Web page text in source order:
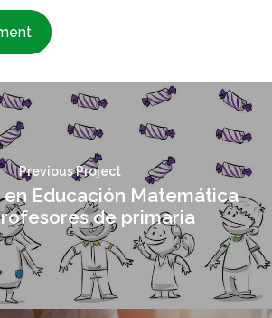
Previous Project
Educación Matemática
de primaria